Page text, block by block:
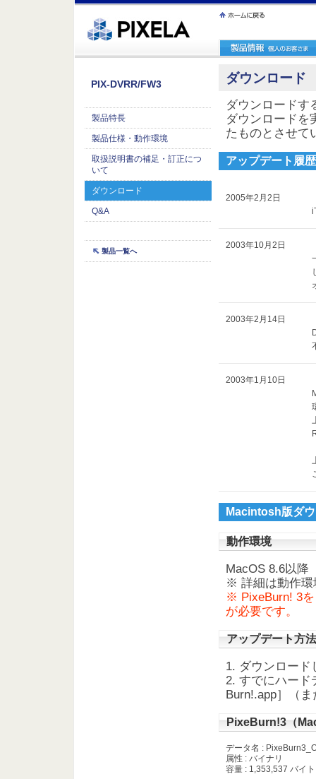
繝ｳ繧ｯ縺ｧ縺吶�
PIX-DVRR/FW3
製品特長
製品仕様・動作環境
取扱説明書の補足・訂正につ
いて
ダウンロード
Q&A
製品一覧へ
ダウンロード
ダウンロードす
ダウンロードを
たものとさせて
アップデート履
2005年2月2日
2003年10月2日
2003年2月14日
2003年1月10日
Macintosh版ダ
動作環境
MacOS 8.6以降
※ 詳細は動作環
※ PixeBurn! 3を
が必要です。
アップデート方法
1. ダウンロード
2. すでにハード
Burn!.app］（
PixeBurn!3（
データ名 :
属性 : バイナリ
容量 : 1,353,537 バイト